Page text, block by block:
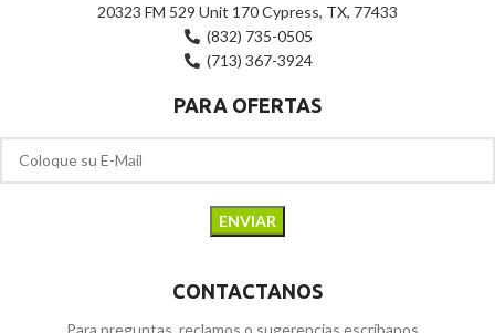
20323 FM 529 Unit 170 Cypress, TX, 77433
(832) 735-0505
(713) 367-3924
PARA OFERTAS
CONTACTANOS
Para preguntas, reclamos o sugerencias escríbanos...